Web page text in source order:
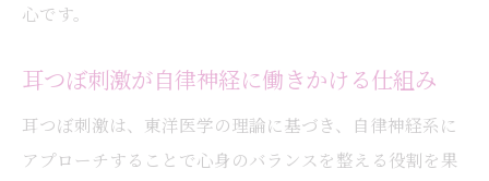
心です。
耳つぼ刺激が自律神経に働きかける仕組み
耳つぼ刺激は、東洋医学の理論に基づき、自律神経系に
アプローチすることで心身のバランスを整える役割を果